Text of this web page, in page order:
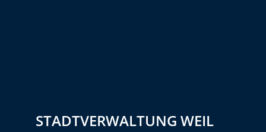
STADTVERWALTUNG WEIL